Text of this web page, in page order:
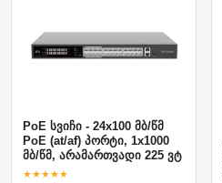
PoE სვიჩი - 24x100 მბ/წმ
PoE (at/af) პორტი, 1x1000
მბ/წმ, არამართვადი 225 ვტ
★★★★★